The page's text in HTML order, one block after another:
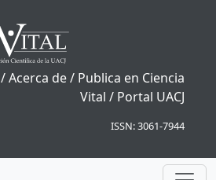
/Acerca de/ Publica en Ciencia
Vital / Portal UACJ
ISSN: 3061-7944